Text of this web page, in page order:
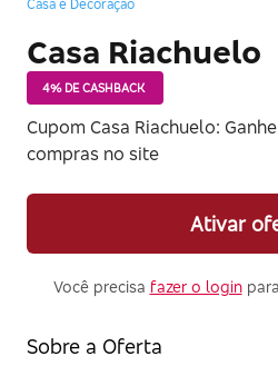
Casa e Decoração
Casa Riachuelo
4% DE CASHBACK
Cupom Casa Riachuelo:
compras no site
Ativar
Você precisa fazer o login
Sobre a Oferta